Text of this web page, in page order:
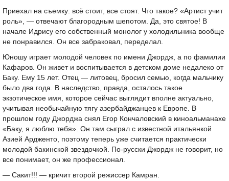
Приехал на съемку: всё стоит, все стоят. Что такое? «Артист учит
роль», — отвечают благородным шепотом. Да, это святое! В
начале Идрису его собственный монолог у холодильника вообще
не понравился. Он все забраковал, переделал.
Юношу играет молодой человек по имени Джордж, а по фамилии
Кафаров. Он живет и воспитывается в детском доме недалеко от
Баку. Ему 15 лет. Отец — литовец, бросил семью, когда мальчику
было два года. В наследство, правда, осталось такое
экзотическое имя, которое сейчас выглядит вполне актуально,
учитывая необычайную тягу азербайджанцев к Европе. В
прошлом году Джорджа снял Егор Кончаловский в киноальманахе
«Баку, я люблю тебя». Он там сыграл с известной итальянкой
Азией Ардженто, поэтому теперь уже считается практически
молодой бакинской звездочкой. По-русски Джордж не говорит, но
все понимает, он же профессионал.
— Сакит!!! — кричит второй режиссер Камран.